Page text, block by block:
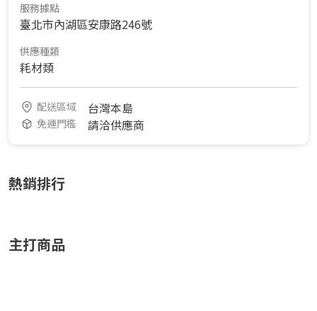
服務據點
臺北市內湖區安康路246號
供應種類
耗材類
配送區域 台灣本島
免運門檻 請洽供應商
熱銷排行
主打商品